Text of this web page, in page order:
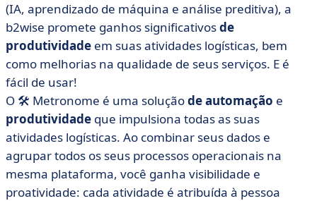
(IA, aprendizado de máquina e análise preditiva), a
b2wise promete ganhos significativosde
produtividade em suas atividades logísticas, bem
como melhorias na qualidade de seus serviços. E é
fácil de usar!
O 🛠️ Metronome é uma soluçãode automação e
produtividade que impulsiona todas as suas
atividades logísticas. Ao combinar seus dados e
agrupar todos os seus processos operacionais na
mesma plataforma, você ganha visibilidade e
proatividade: cada atividade é atribuída à pessoa